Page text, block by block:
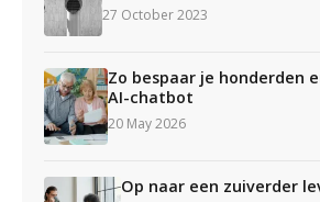
27 October 2023
Zo bespaar je honderden
AI-chatbot
20 May 2026
Op naar een zuiverder